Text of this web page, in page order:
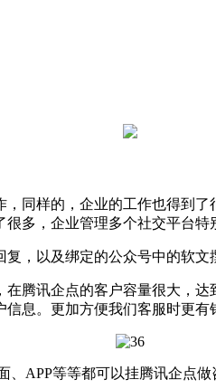
样的，企业的工作也得到了
多，企业管理多个社交平台特
，以及绑定的公众号中的软
讯企点的客户容量很大，达
息。更加方便我们客服时更有
等等都可以挂腾讯企点